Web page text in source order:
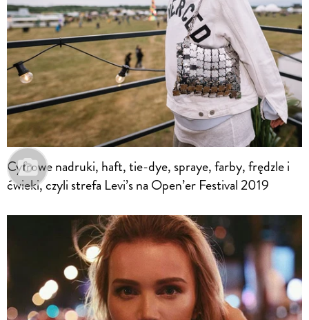
Cyfrowe nadruki, haft, tie-dye, spraye, farby, frędzle i
ćwieki, czyli strefa Levi’s na Open’er Festival 2019